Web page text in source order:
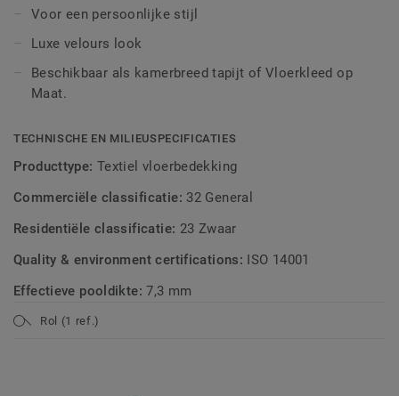
Voor een persoonlijke stijl
Luxe velours look
Beschikbaar als kamerbreed tapijt of Vloerkleed op
Maat.
TECHNISCHE EN MILIEUSPECIFICATIES
Producttype: Textiel vloerbedekking
Commerciële classificatie: 32 General
Residentiële classificatie: 23 Zwaar
Quality & environment certifications: ISO 14001
Effectieve pooldikte:7,3 mm
Rol (1 ref.)